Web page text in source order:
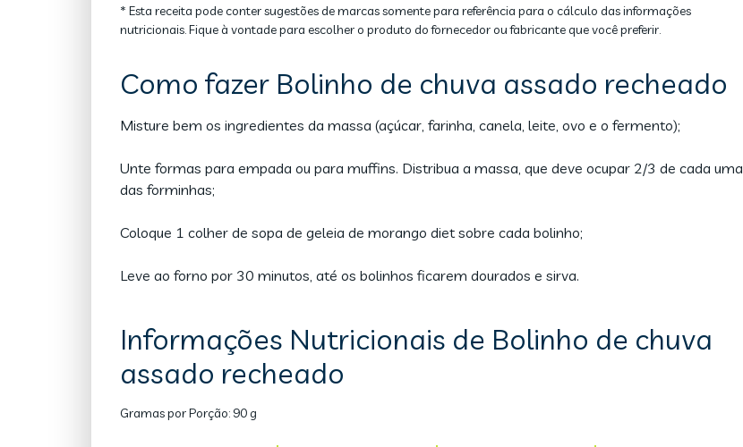
* Esta receita pode conter sugestões de marcas somente para referência para o cálculo das informações
nutricionais. Fique à vontade para escolher o produto do fornecedor ou fabricante que você preferir.
Como fazer Bolinho de chuva assado recheado
Misture bem os ingredientes da massa (açúcar, farinha, canela, leite, ovo e o fermento);
Unte formas para empada ou para muffins. Distribua a massa, que deve ocupar 2/3 de cada uma
das forminhas;
Coloque 1 colher de sopa de geleia de morango diet sobre cada bolinho;
Leve ao forno por 30 minutos, até os bolinhos ficarem dourados e sirva.
Informações Nutricionais de Bolinho de chuva
assado recheado
Gramas por Porção: 90 g